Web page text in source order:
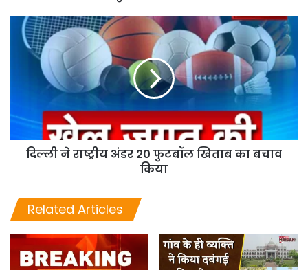
दिल्ली ने राष्ट्रीय अंडर 20 फुटबॉल खिताब का बचाव
किया
Related Articles